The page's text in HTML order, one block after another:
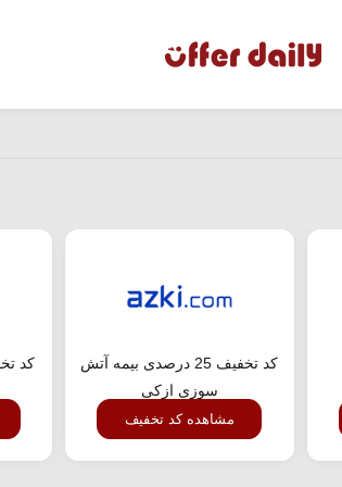
کد تخفیف 25 درصدی بیمه آتش
سوزی ازکی
مشاهده کد تخفیف
کد